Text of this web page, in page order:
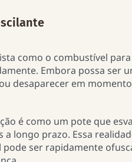
como o combustível
Embora possa ser
desaparecer em
é como um pote que
longo prazo. Essa
ser rapidamente